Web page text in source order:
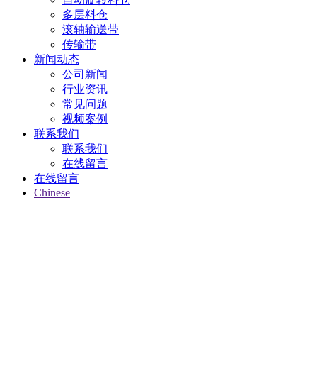
多层料仓
滚轴输送带
传输带
新闻动态
公司新闻
行业资讯
常见问题
视频案例
联系我们
联系我们
在线留言
在线留言
Chinese